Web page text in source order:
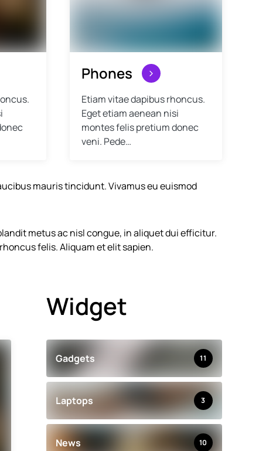
Phones
Etiam vitae dapibus rhoncus.
Eget etiam aenean nisi
montes felis pretium donec
veni. Pede…
mauris tincidunt. Vivamus eu euismod
metus ac nisl congue, in aliquet dui efficitur.
felis. Aliquam et elit sapien.
Widget
Gadgets 11
Laptops 3
News 10